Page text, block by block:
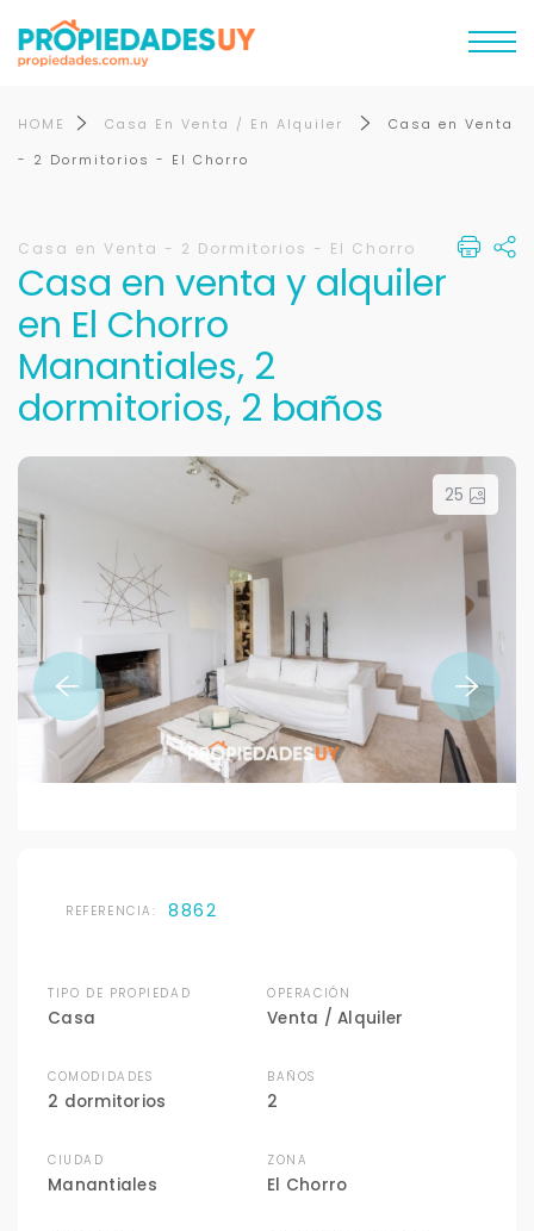
HOME Casa En Venta / En Alquiler
Casa en Venta
- 2 Dormitorios - El Chorro
Casa en Venta - 2 Dormitorios - El Chorro
Casa en venta y alquiler
en El Chorro
Manantiales, 2
dormitorios, 2 baños
25
REFERENCIA: 8862
TIPO DE PROPIEDAD
Casa
OPERACIÓN
Venta / Alquiler
COMODIDADES
2 dormitorios
BAÑOS
2
CIUDAD
Manantiales
ZONA
El Chorro